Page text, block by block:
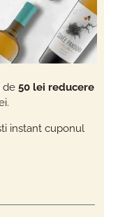
de 50 lei reducere
instant cuponul